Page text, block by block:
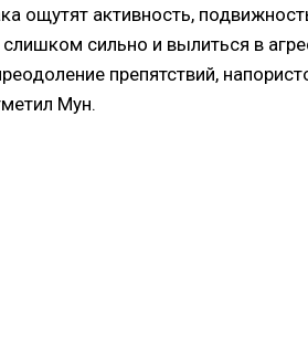
ощутят активность,
сильно и вылиться в
препятствий,
Мун.